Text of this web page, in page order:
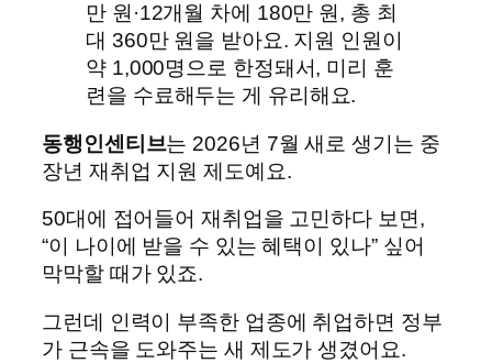
만 원·12개월 차에 180만 원, 총 최
대 360만 원을 받아요. 지원 인원이
약 1,000명으로 한정돼서, 미리 훈
련을 수료해두는 게 유리해요.
동행인센티브는 2026년 7월 새로 생기는 중
장년 재취업 지원 제도예요.
50대에 접어들어 재취업을 고민하다 보면,
“이 나이에 받을 수 있는 혜택이 있나” 싶어
막막할 때가 있죠.
그런데 인력이 부족한 업종에 취업하면 정부
가 근속을 도와주는 새 제도가 생겼어요.